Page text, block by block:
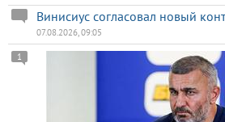
Винисиус согласовал новый
07.08.2026, 09:05
1